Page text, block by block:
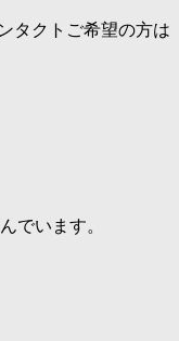
タクトご希望の方は
でいます。